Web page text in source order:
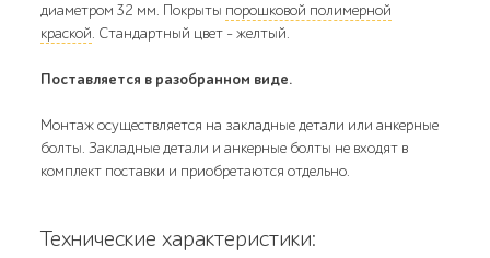
диаметром 32 мм. Покрыты порошковой полимерной
краской. Стандартный цвет - желтый.
Поставляется в разобранном виде.
Монтаж осуществляется на закладные детали или анкерные
болты. Закладные детали и анкерные болты не входят в
комплект поставки и приобретаются отдельно.
Технические характеристики: